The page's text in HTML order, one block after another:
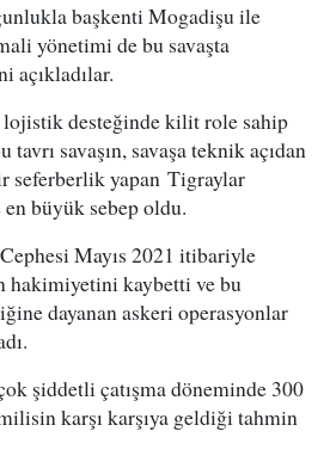
başkenti Mogadişu ile
yönetimi de bu savaşta
açıkladılar.
lojistik desteğinde kilit role sahip
savaşın, savaşa teknik açıdan
seferberlik yapan Tigraylar
büyük sebep oldu.
Mayıs 2021 itibariyle
hakimiyetini kaybetti ve bu
dayanan askeri operasyonlar
şiddetli çatışma döneminde 300
karşı karşıya geldiği tahmin